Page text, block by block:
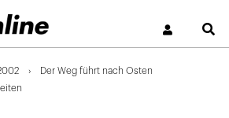
Der Weg führt nach Osten